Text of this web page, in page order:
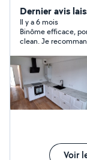
Dernier avis
Il y a 6 mois
Binôme efficace,
clean. Je
Voir